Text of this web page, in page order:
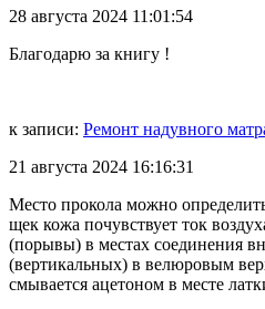
28 августа 2024 11:01:54
Благодарю за книгу !
к записи: Ремонт надувного
21 августа 2024 16:16:31
Место прокола можно
щек кожа почувствует ток
(порывы) в местах соединения
(вертикальных) в велюровым
смывается ацетоном в месте